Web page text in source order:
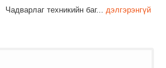
Чадварлаг техникийн баг... дэлгэрэнгүй